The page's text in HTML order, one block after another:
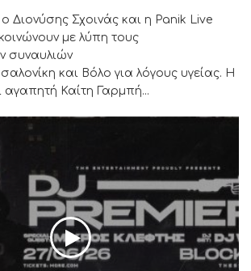
Διονύσης Σχοινάς και η Panik Live
με λύπη τους
συναυλιών
και Βόλο για λόγους υγείας. Η
αγαπητή Καίτη Γαρμπή...